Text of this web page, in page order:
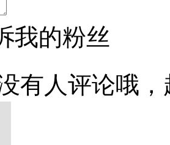
我的粉丝
有人评论哦